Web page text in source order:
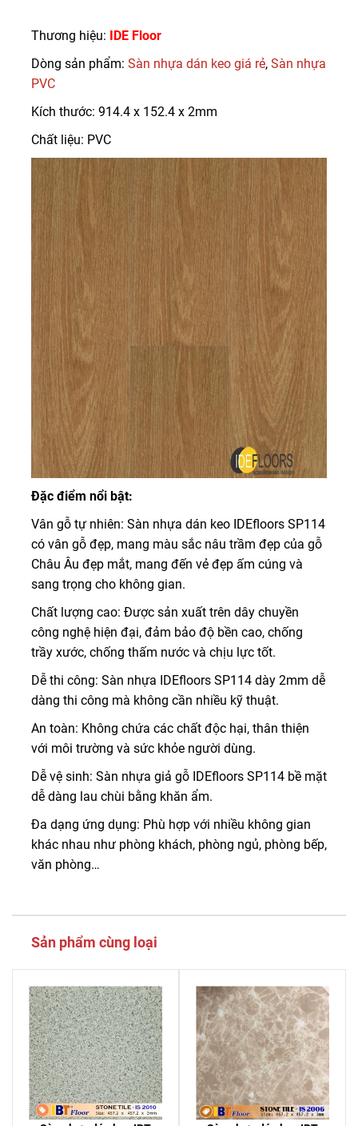
Thương hiệu: IDE Floor
Dòng sản phẩm: Sàn nhựa dán keo giá rẻ, Sàn nhựa
PVC
Kích thước: 914.4 x 152.4 x 2mm
Chất liệu: PVC
Đặc điểm nổi bật:
Vân gỗ tự nhiên: Sàn nhựa dán keo IDEfloors SP114
có vân gỗ đẹp, mang màu sắc nâu trầm đẹp của gỗ
Châu Âu đẹp mắt, mang đến vẻ đẹp ấm cúng và
sang trọng cho không gian.
Chất lượng cao: Được sản xuất trên dây chuyền
công nghệ hiện đại, đảm bảo độ bền cao, chống
trầy xước, chống thấm nước và chịu lực tốt.
Dễ thi công: Sàn nhựa IDEfloors SP114 dày 2mm dễ
dàng thi công mà không cần nhiều kỹ thuật.
An toàn: Không chứa các chất độc hại, thân thiện
với môi trường và sức khỏe người dùng.
Dễ vệ sinh: Sàn nhựa giả gỗ IDEfloors SP114 bề mặt
dễ dàng lau chùi bằng khăn ẩm.
Đa dạng ứng dụng: Phù hợp với nhiều không gian
khác nhau như phòng khách, phòng ngủ, phòng bếp,
văn phòng…
Sản phẩm cùng loại